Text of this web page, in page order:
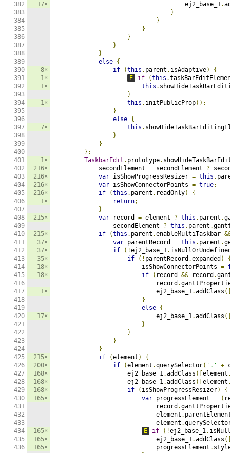
17×
8×
1×
1×
1×
7×
1×
216×
216×
216×
216×
1×
215×
215×
37×
37×
35×
18×
18×
1×
17×
215×
200×
168×
168×
168×
165×
165×
165×
165×
                                    ej2_base_1
.
}
}
}
}
}
}
else {
if
(this . parent . isAdaptive)
{
E
if (this .
this .
}
this . initPublicProp();
}
else {
this .
}
}
};
TaskbarEdit . prototype.
            secondElement
= secondElement ?
var isShowProgressResizer = this .
var isShowConnectorPoints = true;
if
(this . parent . readOnly)
{
return;
}
var record = element ? this . parent .
                secondElement
? this . parent .
if
(this . parent .enableMultiTaskbar
var parentRecord = this . parent .
if
(!ej2_base_1.
if
(! parentRecord .expanded )
                        isShowConnectorPoints
=
if
( record && record .
                            record
.
                            ej2_base_1
.addClass
}
else {
                            ej2_base_1
.addClass
}
}
}
}
if
(element )
{
if
(element .querySelector( '.' +
                    ej2_base_1
.addClass ([ element
                    ej2_base_1
.addClass ([ element
if
( isShowProgressResizer)
{
var progressElement = (
                            record
.
                            element
.
                            element
.
E
if (!ej2_base_1.
                            ej2_base_1
.addClass
                            progressElement
.